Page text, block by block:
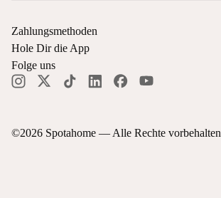
©2026 Spotahome — Alle Rechte vorbehalten
Zahlungsmethoden
Hole Dir die App
Folge uns